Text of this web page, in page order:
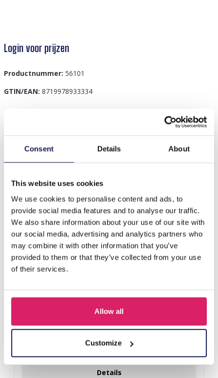
Consent Details About
This website uses cookies
We use cookies to personalise content and ads, to
provide social media features and to analyse our traffic.
We also share information about your use of our site with
our social media, advertising and analytics partners who
may combine it with other information that you’ve
provided to them or that they’ve collected from your use
of their services.
Allow all
Customize
Login voor prijzen
Productnummer: 56101
GTIN/EAN: 8719978933334
G-A19.5 B2294-007 Elastic 8mm Serpentine Stone
Anderen kochten ook
H-E25.2 B938-003-1 Bracelet Shells
Details